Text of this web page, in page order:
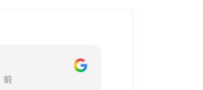
nagoya sh